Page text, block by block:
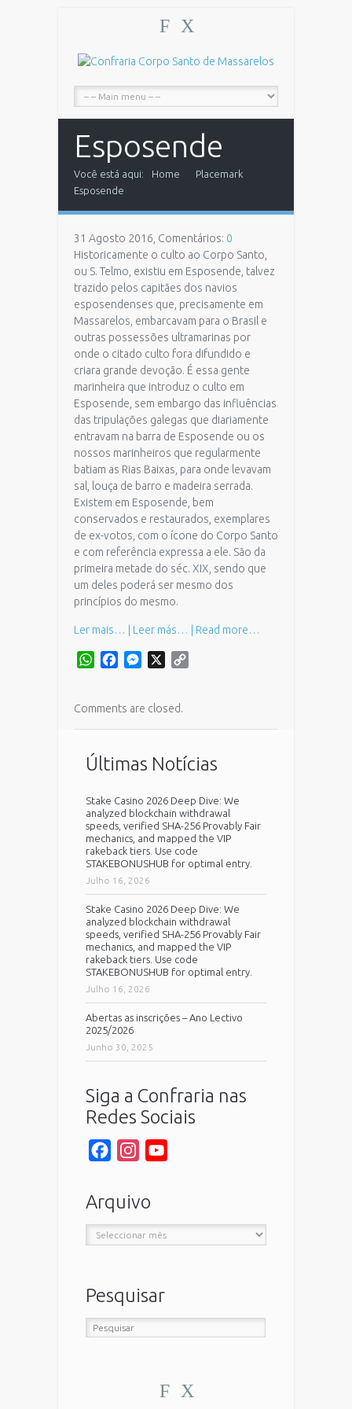
F X
Esposende
Você está aqui: Home
Placemark
Esposende
31 Agosto 2016, Comentários: 0
Historicamente o culto ao Corpo Santo,
ou S. Telmo, existiu em Esposende, talvez
trazido pelos capitães dos navios
esposendenses que, precisamente em
Massarelos, embarcavam para o Brasil e
outras possessões ultramarinas por
onde o citado culto fora difundido e
criara grande devoção. É essa gente
marinheira que introduz o culto em
Esposende, sem embargo das influências
das tripulações galegas que diariamente
entravam na barra de Esposende ou os
nossos marinheiros que regularmente
batiam as Rias Baixas, para onde levavam
sal, louça de barro e madeira serrada.
Existem em Esposende, bem
conservados e restaurados, exemplares
de ex-votos, com o ícone do Corpo Santo
e com referência expressa a ele. São da
primeira metade do séc. XIX, sendo que
um deles poderá ser mesmo dos
princípios do mesmo.
Ler mais… | Leer más… | Read more…
WhatsApp
FacebookMessenger
Comments are closed.
Últimas Notícias
Stake Casino 2026 Deep Dive: We
analyzed blockchain withdrawal
speeds, verified SHA-256 Provably Fair
mechanics, and mapped the VIP
rakeback tiers. Use code
STAKEBONUSHUB for optimal entry.
Julho 16, 2026
Stake Casino 2026 Deep Dive: We
analyzed blockchain withdrawal
speeds, verified SHA-256 Provably Fair
mechanics, and mapped the VIP
rakeback tiers. Use code
STAKEBONUSHUB for optimal entry.
Julho 16, 2026
Abertas as inscrições – Ano Lectivo
2025/2026
Junho 30, 2025
Siga a Confraria nas
Redes Sociais
FacebookInstagram
Arquivo
Arquivo
Pesquisar
F X